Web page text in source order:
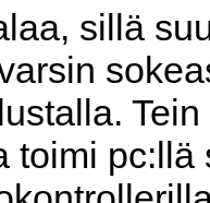
sillä
toimi pc:llä